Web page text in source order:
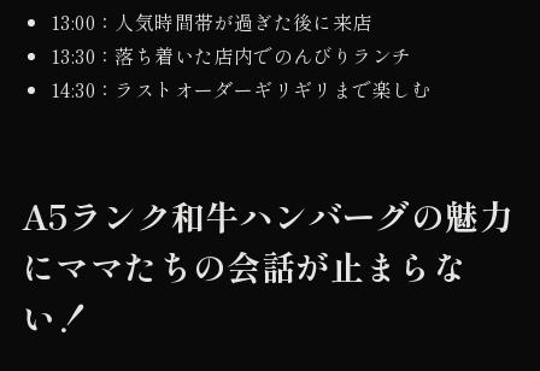
13:00：人気時間帯が過ぎた後に来店
13:30：落ち着いた店内でのんびりランチ
14:30：ラストオーダーギリギリまで楽しむ
A5ランク和牛ハンバーグの魅力
にママたちの会話が止まらな
い！